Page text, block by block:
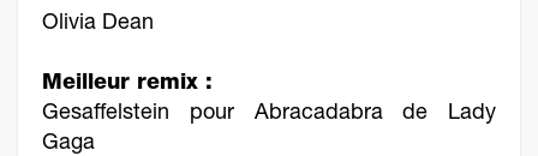
Olivia Dean
Meilleur remix :
Gesaffelstein pour Abracadabra de Lady
Gaga